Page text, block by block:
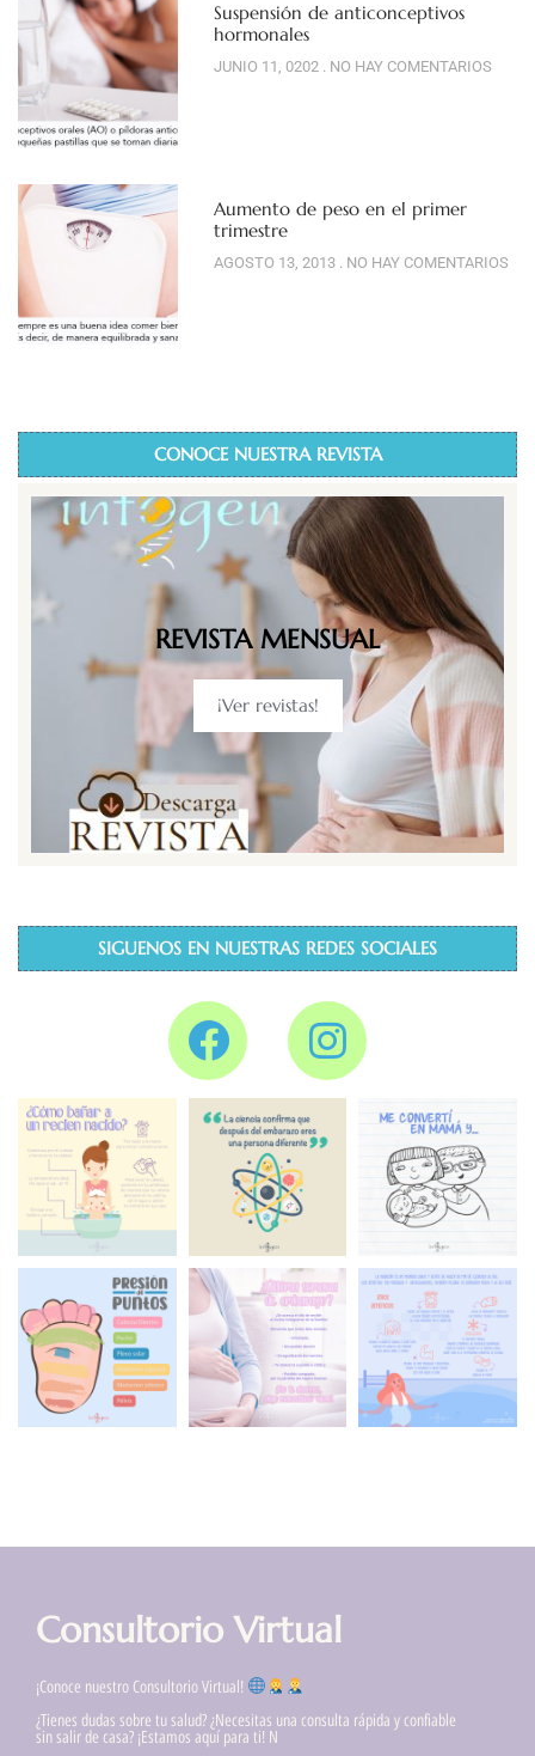
Suspensión de anticonceptivos
hormonales
JUNIO 11, 0202 NO HAY COMENTARIOS
Aumento de peso en el primer
trimestre
AGOSTO 13, 2013 NO HAY COMENTARIOS
CONOCE NUESTRA REVISTA
REVISTA MENSUAL
¡Ver revistas!
SIGUENOS EN NUESTRAS REDES SOCIALES
Consultorio Virtual
¡Conoce nuestro Consultorio Virtual!
¿Tienes dudas sobre tu salud? ¿Necesitas una consulta rápida y confiable
sin salir de casa? ¡Estamos aquí para ti! N